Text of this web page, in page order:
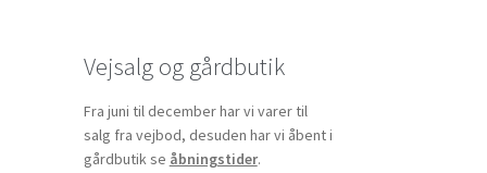
Vejsalg og gårdbutik
Fra juni til december har vi varer til
salg fra vejbod, desuden har vi åbent i
gårdbutik se åbningstider.